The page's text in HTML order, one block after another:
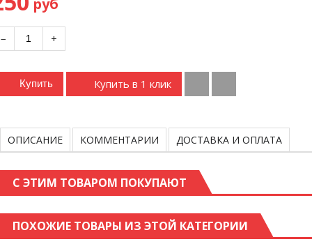
− +
Купить Купить в 1 клик
ОПИСАНИЕ КОММЕНТАРИИ ДОСТАВКА И ОПЛАТА
С ЭТИМ ТОВАРОМ ПОКУПАЮТ
ПОХОЖИЕ ТОВАРЫ ИЗ ЭТОЙ КАТЕГОРИИ